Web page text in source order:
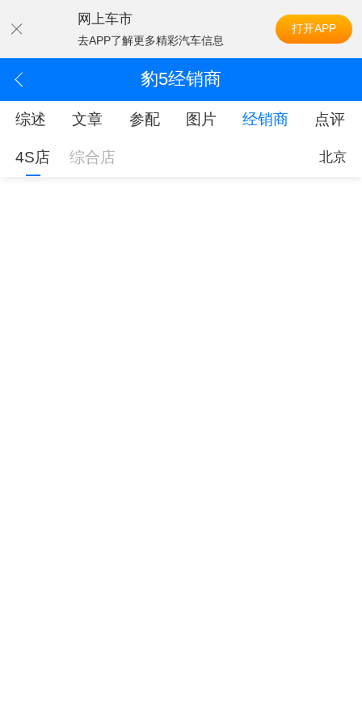
网上车市
去APP了解更多精彩汽车信息
打开APP
豹5经销商
综述 文章 参配 图片 经销商 点评
4S店 综合店 北京